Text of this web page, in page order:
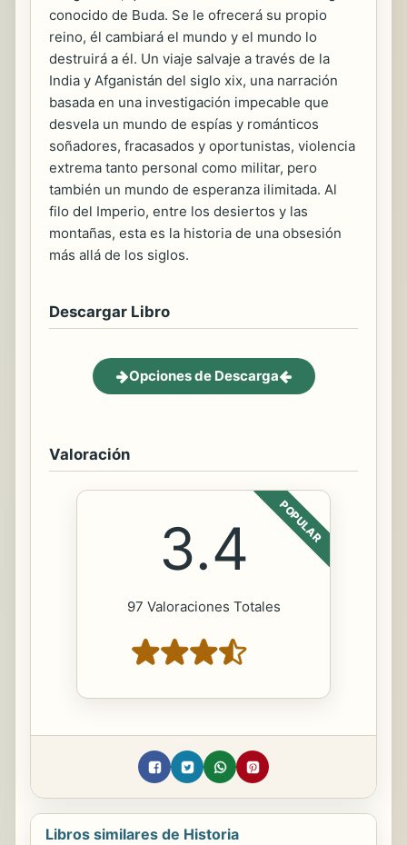
conocido de Buda. Se le ofrecerá su propio
reino, él cambiará el mundo y el mundo lo
destruirá a él. Un viaje salvaje a través de la
India y Afganistán del siglo xix, una narración
basada en una investigación impecable que
desvela un mundo de espías y románticos
soñadores, fracasados y oportunistas, violencia
extrema tanto personal como militar, pero
también un mundo de esperanza ilimitada. Al
filo del Imperio, entre los desiertos y las
montañas, esta es la historia de una obsesión
más allá de los siglos.
Descargar Libro
Opciones de Descarga
Valoración
POPULAR
3.4
97 Valoraciones Totales
Libros similares de Historia